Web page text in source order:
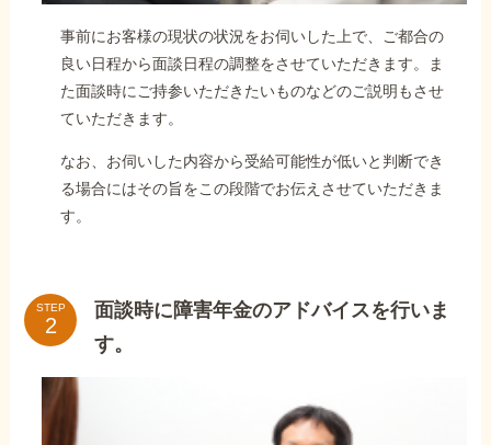
事前にお客様の現状の状況をお伺いした上で、ご都合の
良い日程から面談日程の調整をさせていただきます。ま
た面談時にご持参いただきたいものなどのご説明もさせ
ていただきます。
なお、お伺いした内容から受給可能性が低いと判断でき
る場合にはその旨をこの段階でお伝えさせていただきま
す。
STEP
面談時に障害年金のアドバイスを行いま
す。